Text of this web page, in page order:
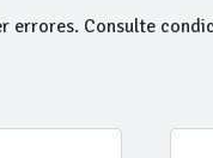
errores. Consulte